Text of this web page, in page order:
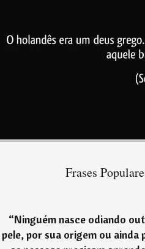
Frases
“Ninguém nasce odiando
pele, por sua origem ou ainda